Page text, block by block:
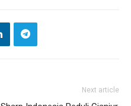
Next article